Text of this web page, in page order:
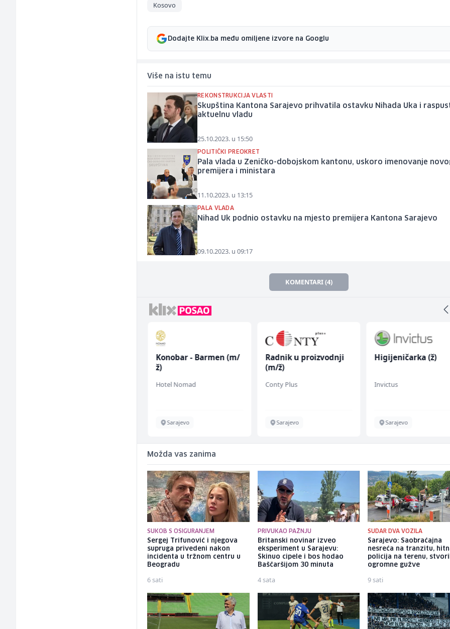
Kosovo
Dodajte Klix.ba među omiljene izvore na Googlu
Više na istu temu
REKONSTRUKCIJA VLASTI
Skupština Kantona Sarajevo prihvatila ostavku Nihada Uka i
aktuelnu vladu
25.10.2023. u 15:50
POLITIČKI PREOKRET
Pala vlada u Zeničko-dobojskom kantonu, uskoro imenovanje
premijera i ministara
11.10.2023. u 13:15
PALA VLADA
Nihad Uk podnio ostavku na mjesto premijera Kantona Sarajevo
09.10.2023. u 09:17
KOMENTARI (4)
Konobar - Barmen (m/
ž)
Hotel Nomad
Sarajevo
Radnik u proizvodnji
(m/ž)
Conty Plus
Sarajevo
Higijeničarka (ž)
Invictus
Sarajevo
Možda vas zanima
SUKOB S OSIGURANJEM
Sergej Trifunović i njegova
supruga privedeni nakon
incidenta u tržnom centru u
Beogradu
6 sati
PRIVUKAO PAŽNJU
Britanski novinar izveo
eksperiment u Sarajevu:
Skinuo cipele i bos hodao
Baščaršijom 30 minuta
4 sata
SUDAR DVA VOZILA
Sarajevo: Saobraćajna
nesreća na tranzitu,
policija na terenu,
ogromne gužve
9 sati